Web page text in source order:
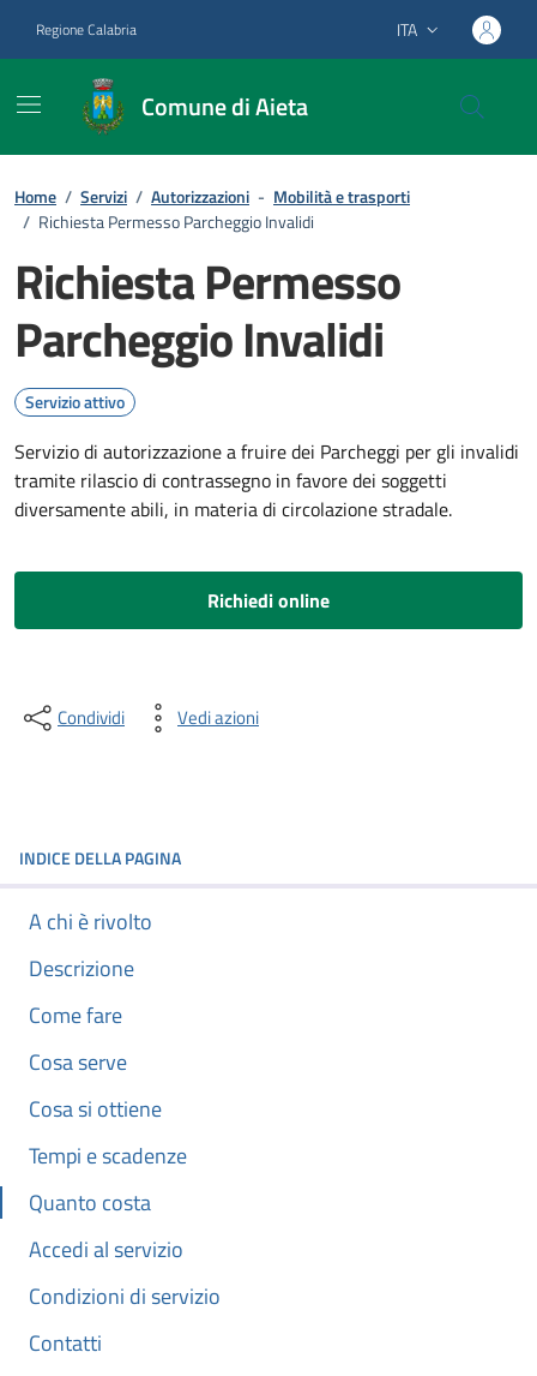
Regione Calabria Lingua attiva:
ITA
Comune di Aieta
Home / Servizi / Autorizzazioni - Mobilità e trasporti
/ Richiesta Permesso Parcheggio Invalidi
Richiesta Permesso
Parcheggio Invalidi
Servizio attivo
Servizio di autorizzazione a fruire dei Parcheggi per gli invalidi
tramite rilascio di contrassegno in favore dei soggetti
diversamente abili, in materia di circolazione stradale.
Richiedi online
Condividi Vedi azioni
INDICE DELLA PAGINA
A chi è rivolto
Descrizione
Come fare
Cosa serve
Cosa si ottiene
Tempi e scadenze
Quanto costa
Accedi al servizio
Condizioni di servizio
Contatti